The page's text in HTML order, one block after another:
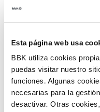
Esta página web usa
BBK utiliza cookies
puedas visitar nuestro
funciones. Algunas
necesarias para la
desactivar. Otras
Futuros
Bizkaia el
tendencias
la mano de
internacionales